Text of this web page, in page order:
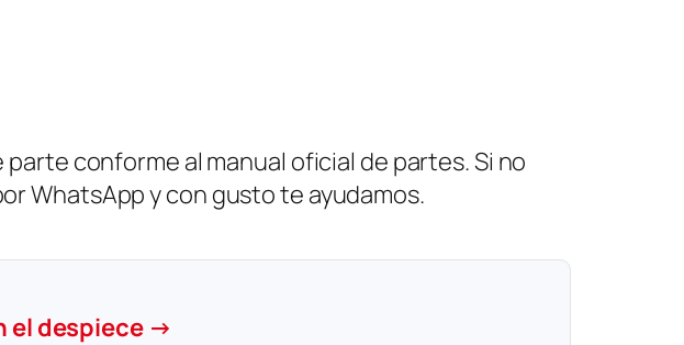
conforme al manual oficial de partes. Si no
WhatsApp y con gusto te ayudamos.
el despiece →